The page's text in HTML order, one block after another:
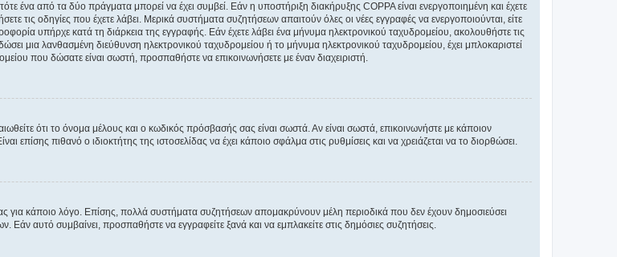
ένα από τα δύο πράγματα μπορεί να έχει συμβεί. Εάν η υποστήριξη διακήρυξης COPPA είναι ενεργοποιημένη και έχετε
τις οδηγίες που έχετε λάβει. Μερικά συστήματα συζητήσεων απαιτούν όλες οι νέες εγγραφές να ενεργοποιούνται, είτε
υπήρχε κατά τη διάρκεια της εγγραφής. Εάν έχετε λάβει ένα μήνυμα ηλεκτρονικού ταχυδρομείου, ακολουθήστε τις
μια λανθασμένη διεύθυνση ηλεκτρονικού ταχυδρομείου ή το μήνυμα ηλεκτρονικού ταχυδρομείου, έχει μπλοκαριστεί
που δώσατε είναι σωστή, προσπαθήστε να επικοινωνήσετε με έναν διαχειριστή.
ότι το όνομα μέλους και ο κωδικός πρόσβασής σας είναι σωστά. Αν είναι σωστά, επικοινωνήστε με κάποιον
επίσης πιθανό ο ιδιοκτήτης της ιστοσελίδας να έχει κάποιο σφάλμα στις ρυθμίσεις και να χρειάζεται να το διορθώσει.
για κάποιο λόγο. Επίσης, πολλά συστήματα συζητήσεων απομακρύνουν μέλη περιοδικά που δεν έχουν δημοσιεύσει
αυτό συμβαίνει, προσπαθήστε να εγγραφείτε ξανά και να εμπλακείτε στις δημόσιες συζητήσεις.